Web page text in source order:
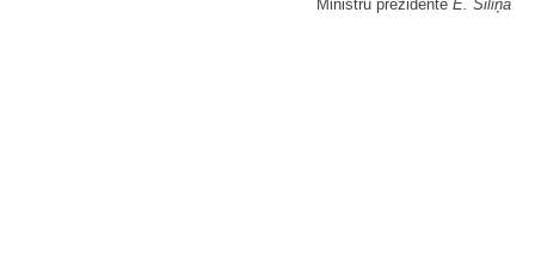
Ministru prezidente E. Siliņa